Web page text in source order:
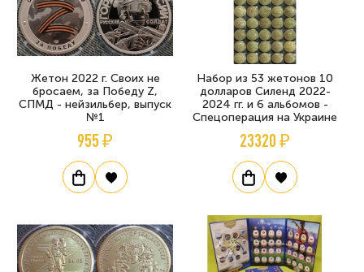
Жетон 2022 г. Своих не
бросаем, за Победу Z,
СПМД - нейзильбер, выпуск
№1
955 ₽
Набор из 53 жетонов 10
долларов Силенд 2022-
2024 гг. и 6 альбомов -
Спецоперация на Украине
23320 ₽